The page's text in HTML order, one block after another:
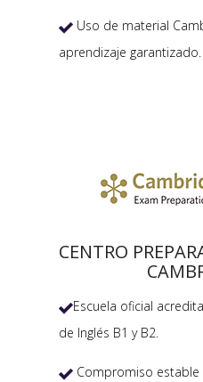
 Uso de material
aprendizaje garantizado.
CENTRO
Escuela oficial
de Inglés B1 y B2.
 Compromiso estable